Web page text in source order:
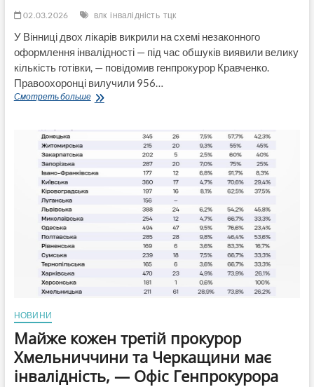
02.03.2026 влк інвалідність тцк
У Вінниці двох лікарів викрили на схемі незаконного
оформлення інвалідності — під час обшуків виявили велику
кількість готівки, — повідомив генпрокурор Кравченко.
Правоохоронці вилучили 956…
Смотреть большеГори
лікарок
інвалідності,
НОВИНИ
Майже кожен третій прокурор
Хмельниччини та Черкащини має
інвалідність, — Офіс Генпрокурора